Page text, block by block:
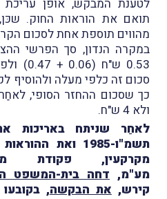
לטענת המבקש, אופן עריכת
תואם את הוראות החוק.
מהווים תוספת אחת לסכום
במקרה הנדון, סך הפרשי
0.53
סכום זה כלפי מעלה
ולא 4 ש"ח.
לאחַר שניתח באריכות
תשמ"ו-1985 ואת
מקרקעין, פקודת
מע"מ, דחה בית-המשפט
קירש, את הבקשה,